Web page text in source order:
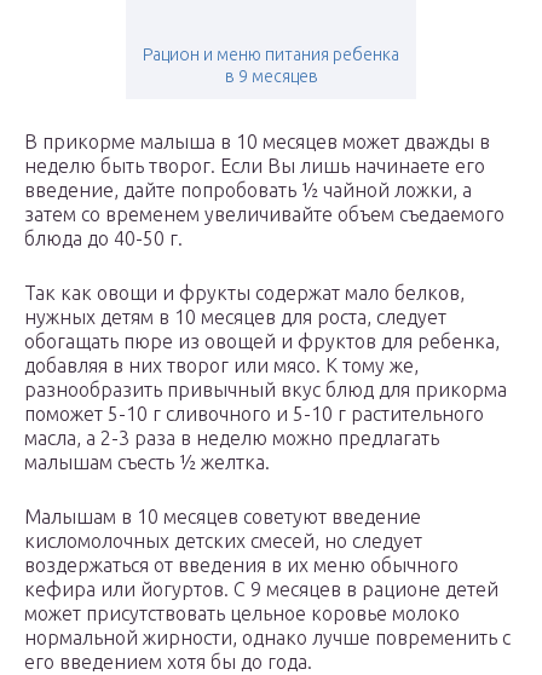
Рацион и меню питания ребенка
в 9 месяцев
В прикорме малыша в 10 месяцев может дважды в
неделю быть творог. Если Вы лишь начинаете его
введение, дайте попробовать ½ чайной ложки, а
затем со временем увеличивайте объем съедаемого
блюда до 40-50 г.
Так как овощи и фрукты содержат мало белков,
нужных детям в 10 месяцев для роста, следует
обогащать пюре из овощей и фруктов для ребенка,
добавляя в них творог или мясо. К тому же,
разнообразить привычный вкус блюд для прикорма
поможет 5-10 г сливочного и 5-10 г растительного
масла, а 2-3 раза в неделю можно предлагать
малышам съесть ½ желтка.
Малышам в 10 месяцев советуют введение
кисломолочных детских смесей, но следует
воздержаться от введения в их меню обычного
кефира или йогуртов. С 9 месяцев в рационе детей
может присутствовать цельное коровье молоко
нормальной жирности, однако лучше повременить с
его введением хотя бы до года.